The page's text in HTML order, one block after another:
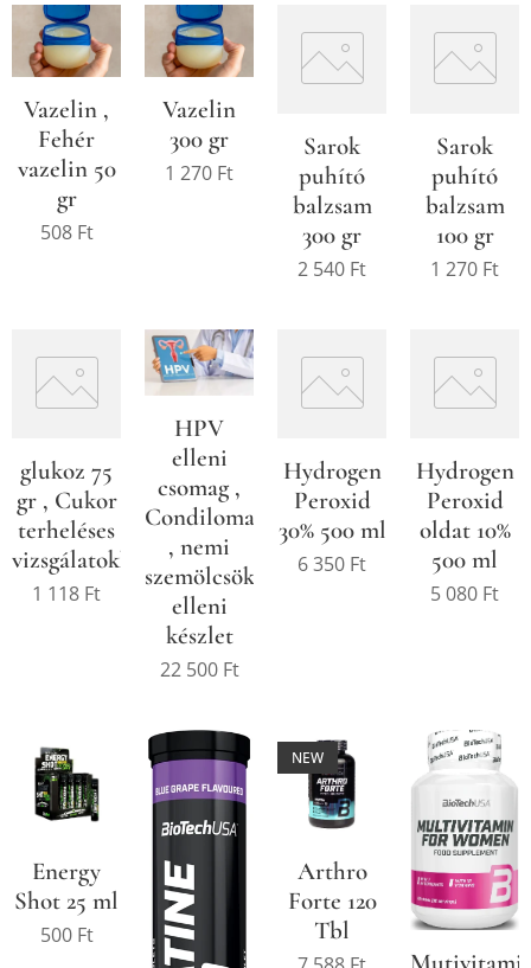
Vazelin ,
Fehér
vazelin 50
gr
508Ft
Vazelin
300 gr
1 270 Ft
Sarok
puhító
balzsam
300 gr
2 540 Ft
Sarok
puhító
balzsam
100 gr
1 270 Ft
glukoz 75
gr , Cukor
terheléses
vizsgálatokhoz
1 118 Ft
HPV
elleni
csomag ,
Condiloma,
, nemi
szemölcsök
elleni
készlet
22 500Ft
Hydrogen
Peroxid
30% 500 ml
6 350 Ft
Hydrogen
Peroxid
oldat 10%
500 ml
5 080 Ft
Energy
Shot 25 ml
500Ft
Arthro
Forte 120
Tbl
NEW